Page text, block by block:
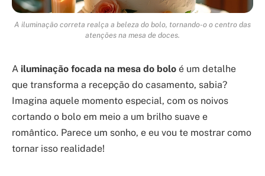
A iluminação correta realça a beleza do bolo, tornando-o o centro das
atenções na mesa de doces.
A iluminação focada na mesa do bolo é um detalhe
que transforma a recepção do casamento, sabia?
Imagina aquele momento especial, com os noivos
cortando o bolo em meio a um brilho suave e
romântico. Parece um sonho, e eu vou te mostrar como
tornar isso realidade!